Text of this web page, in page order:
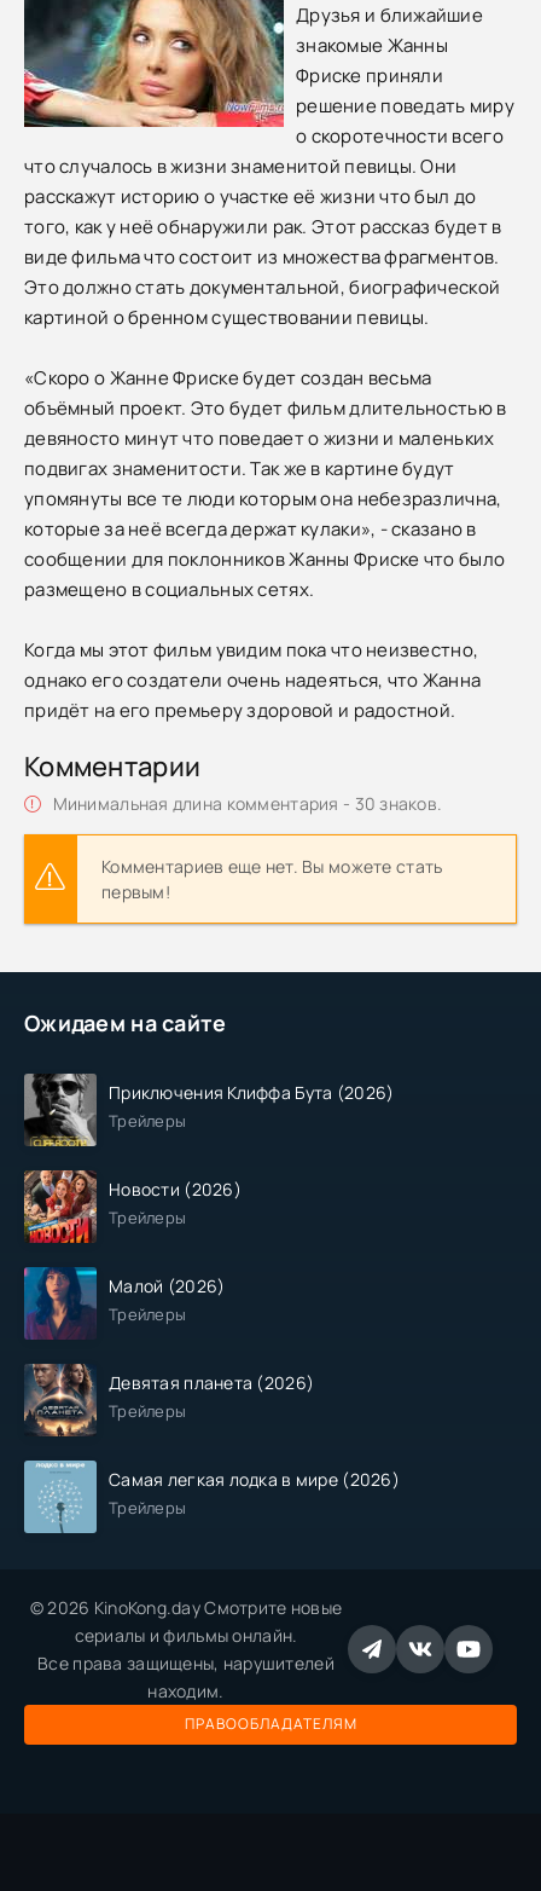
Ожидаем на сайте
Приключения Клиффа Бута (2026)
Трейлеры
Новости (2026)
Трейлеры
Малой (2026)
Трейлеры
Девятая планета (2026)
Трейлеры
Самая легкая лодка в мире (2026)
Трейлеры
Друзья и ближайшие
знакомые Жанны
Фриске приняли
решение поведать миру
о скоротечности всего
что случалось в жизни знаменитой певицы. Они
расскажут историю о участке её жизни что был до
того, как у неё обнаружили рак. Этот рассказ будет в
виде фильма что состоит из множества фрагментов.
Это должно стать документальной, биографической
картиной о бренном существовании певицы.
«Скоро о Жанне Фриске будет создан весьма
объёмный проект. Это будет фильм длительностью в
девяносто минут что поведает о жизни и маленьких
подвигах знаменитости. Так же в картине будут
упомянуты все те люди которым она небезразлична,
которые за неё всегда держат кулаки», - сказано в
сообщении для поклонников Жанны Фриске что было
размещено в социальных сетях.
Когда мы этот фильм увидим пока что неизвестно,
однако его создатели очень надеяться, что Жанна
придёт на его премьеру здоровой и радостной.
Комментарии
Минимальная длина комментария - 30 знаков.
Комментариев еще нет. Вы можете стать
первым!
© 2026 KinoKong.day Смотрите новые
сериалы и фильмы онлайн.
Все права защищены, нарушителей
находим.
ПРАВООБЛАДАТЕЛЯМ